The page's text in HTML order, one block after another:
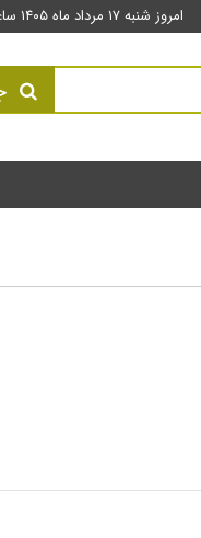
امروز شنبه ۱۷ مرداد ماه ۱۴۰۵ ساعت: ۲۰:۴۴:۳۷